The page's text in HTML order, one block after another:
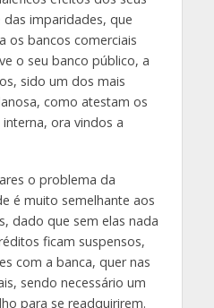
imparidades, que
os bancos comerciais
o seu banco público, a
sido um dos mais
como atestam os
ora vindos a
o problema da
é muito semelhante aos
dado que sem elas nada
ficam suspensos,
com a banca, quer nas
sendo necessário um
para se readquirirem.